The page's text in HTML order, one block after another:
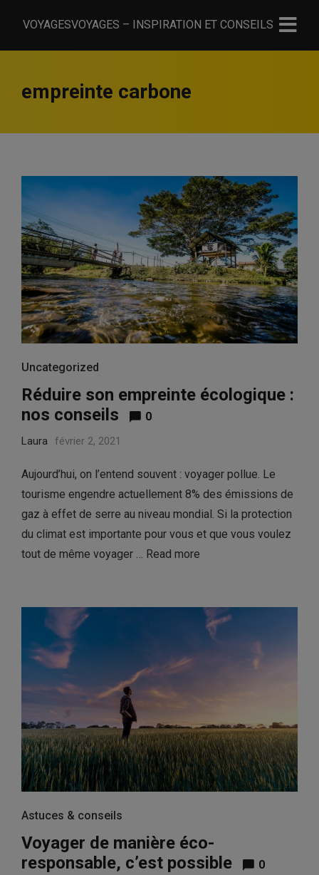
VOYAGESVOYAGES – INSPIRATION ET CONSEILS
empreinte carbone
Uncategorized
Réduire son empreinte écologique :
nos conseils
0
Laura février 2, 2021
Aujourd’hui, on l’entend souvent : voyager pollue. Le
tourisme engendre actuellement 8% des émissions de
gaz à effet de serre au niveau mondial. Si la protection
du climat est importante pour vous et que vous voulez
tout de même voyager … Read more
Astuces & conseils
Voyager de manière éco-
responsable, c’est possible
0